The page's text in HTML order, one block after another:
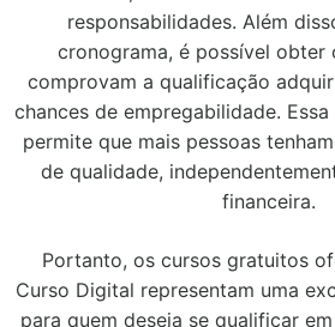
responsabilidades. Além
cronograma, é possível
comprovam a qualificação
chances de empregabilidade.
permite que mais pessoas
de qualidade,
financeira.
Portanto, os cursos gratuitos
Curso Digital representam uma
para quem deseja se qualificar